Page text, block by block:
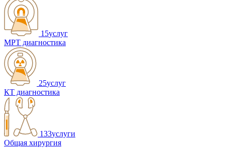
15услуг
МРТ диагностика
25услуг
КТ диагностика
133услуги
Общая хирургия